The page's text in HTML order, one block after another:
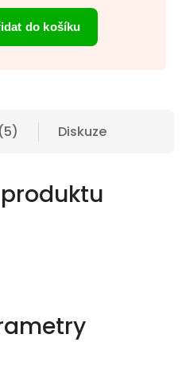
do košíku
Diskuze